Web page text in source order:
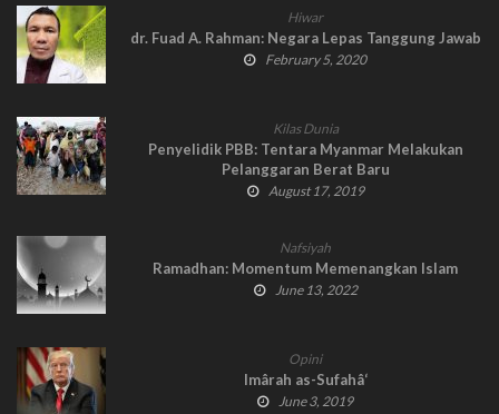
Hiwar
dr. Fuad A. Rahman: Negara Lepas Tanggung Jawab
February 5, 2020
Kilas Dunia
Penyelidik PBB: Tentara Myanmar Melakukan
Pelanggaran Berat Baru
August 17, 2019
Nafsiyah
Ramadhan: Momentum Memenangkan Islam
June 13, 2022
Opini
Imârah as-Sufahâ‘
June 3, 2019